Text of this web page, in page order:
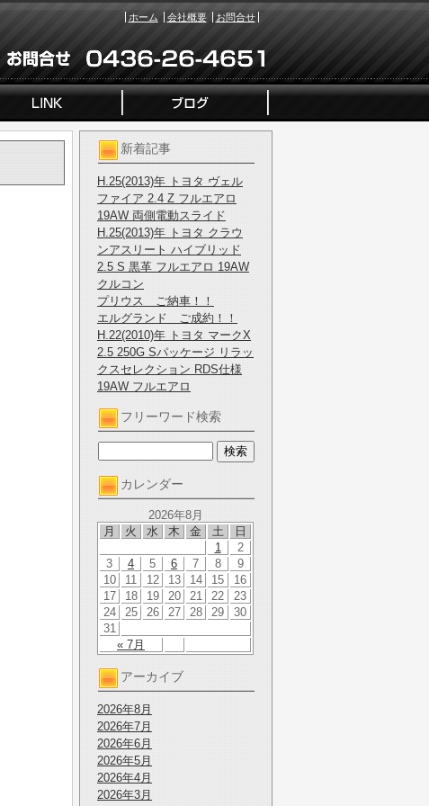
ホーム 会社概要 お問合せ
新着記事
H.25(2013)年 トヨタ ヴェル
ファイア 2.4 Z フルエアロ
19AW 両側電動スライド
H.25(2013)年 トヨタ クラウ
ンアスリート ハイブリッド
2.5 S 黒革 フルエアロ 19AW
クルコン
プリウス ご納車！！
エルグランド ご成約！！
H.22(2010)年 トヨタ マークX
2.5 250G Sパッケージ リラッ
クスセレクション RDS仕様
19AW フルエアロ
フリーワード検索
カレンダー
2026年8月
月
火 水 木 金 土 日
« 7月
1
2
3
4 5 6 7 8
9
10
11 12 13 14 15
16
17
18 19 20 21 22
23
24
25 26 27 28 29
30
31
アーカイブ
2026年8月
2026年7月
2026年6月
2026年5月
2026年4月
2026年3月